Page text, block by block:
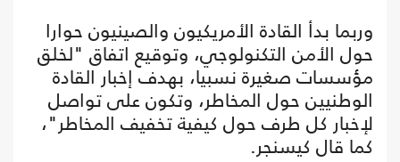
وربما بدأ القادة الأمريكيون والصينيون حوارا
حول الأمن التكنولوجي، وتوقيع اتفاق "لخلق
مؤسسات صغيرة نسبيا، بهدف إخبار القادة
الوطنيين حول المخاطر، وتكون على تواصل
لإخبار كل طرف حول كيفية تخفيف المخاطر"،
كما قال كيسنجر.